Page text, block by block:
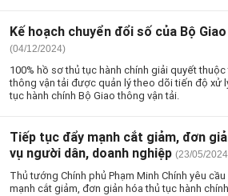
Kế hoạch chuyển đổi số của Bộ
(04/12/2024)
100% hồ sơ thủ tục hành chính giải quyết
thông vận tải được quản lý theo dõi tiến độ xử
tục hành chính Bộ Giao thông vận tải.
Tiếp tục đẩy mạnh cắt giảm, đơn
vụ người dân, doanh nghiệp (23/05/
Thủ tướng Chính phủ Phạm Minh Chính yêu
mạnh cắt giảm, đơn giản hóa thủ tục hành